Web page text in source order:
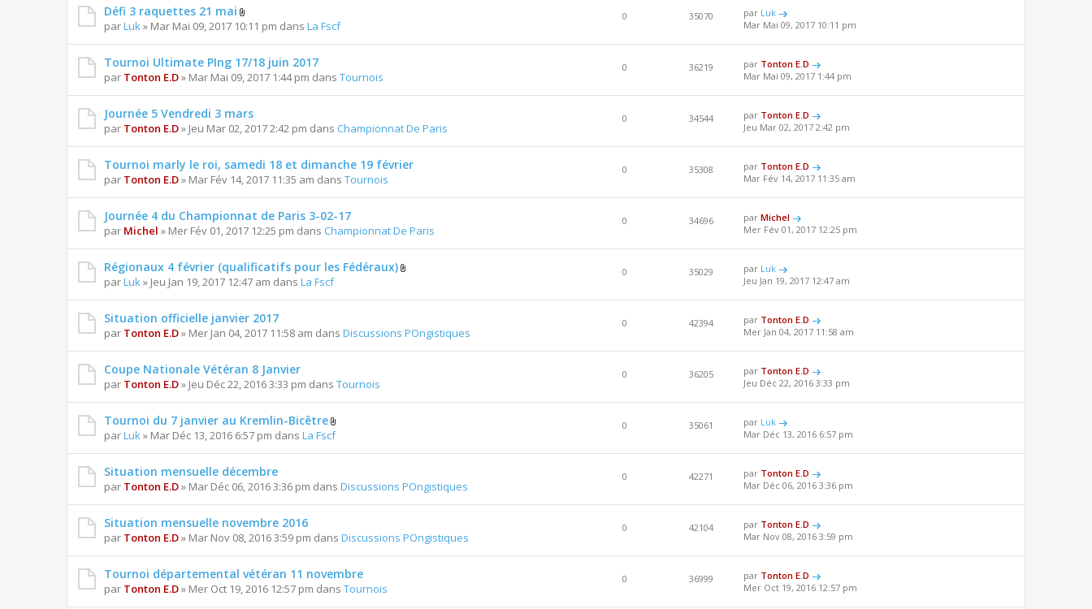
Défi 3 raquettes 21 mai
parLuk » Mar Mai 09, 2017 10:11 pm dans La Fscf
0 35070 par Luk
Mar Mai 09, 2017 10:11 pm
Tournoi Ultimate PIng 17/18 juin 2017
par Tonton E.D» Mar Mai 09, 2017 1:44 pm dans Tournois
0 36219 par Tonton E.D
Mar Mai 09, 2017 1:44 pm
Journée 5 Vendredi 3 mars
par Tonton E.D» Jeu Mar 02, 2017 2:42 pm dans Championnat De Paris
0 34544 par Tonton E.D
Jeu Mar 02, 2017 2:42 pm
Tournoi marly le roi, samedi 18 et dimanche 19 février
par Tonton E.D» Mar Fév 14, 2017 11:35 am dans Tournois
0 35308 par Tonton E.D
Mar Fév 14, 2017 11:35 am
Journée 4 du Championnat de Paris 3-02-17
par Michel » Mer Fév 01, 2017 12:25 pm dans Championnat De Paris
0 34696 parMichel
Mer Fév 01, 2017 12:25 pm
Régionaux 4 février (qualificatifs pour les Fédéraux)
parLuk » Jeu Jan 19, 2017 12:47 am dans La Fscf
0 35029 par Luk
Jeu Jan 19, 2017 12:47 am
Situation officielle janvier 2017
par Tonton E.D» Mer Jan 04, 2017 11:58 am dans Discussions POngistiques
0 42394 par Tonton E.D
Mer Jan 04, 2017 11:58 am
Coupe Nationale Vétéran 8 Janvier
par Tonton E.D» Jeu Déc 22, 2016 3:33 pm dans Tournois
0 36205 par Tonton E.D
Jeu Déc 22, 2016 3:33 pm
Tournoi du 7 janvier au Kremlin-Bicêtre
parLuk » Mar Déc 13, 2016 6:57 pm dans La Fscf
0 35061 par Luk
Mar Déc 13, 2016 6:57 pm
Situation mensuelle décembre
par Tonton E.D» Mar Déc 06, 2016 3:36 pm dans Discussions POngistiques
0 42271 par Tonton E.D
Mar Déc 06, 2016 3:36 pm
Situation mensuelle novembre 2016
par Tonton E.D» Mar Nov 08, 2016 3:59 pm dans Discussions POngistiques
0 42104 par Tonton E.D
Mar Nov 08, 2016 3:59 pm
Tournoi départemental vétéran 11 novembre
par Tonton E.D» Mer Oct 19, 2016 12:57 pm dans Tournois
0 36999 par Tonton E.D
Mer Oct 19, 2016 12:57 pm